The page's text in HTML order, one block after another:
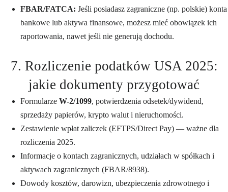
FBAR/FATCA: Jeśli posiadasz zagraniczne (np. polskie) konta
bankowe lub aktywa finansowe, możesz mieć obowiązek ich
raportowania, nawet jeśli nie generują dochodu.
7. Rozliczenie podatków USA 2025:
jakie dokumenty przygotować
Formularze W-2/1099, potwierdzenia odsetek/dywidend,
sprzedaży papierów, krypto walut i nieruchomości.
Zestawienie wpłat zaliczek (EFTPS/Direct Pay) — ważne dla
rozliczenia 2025.
Informacje o kontach zagranicznych, udziałach w spółkach i
aktywach zagranicznych (FBAR/8938).
Dowody kosztów, darowizn, ubezpieczenia zdrowotnego i